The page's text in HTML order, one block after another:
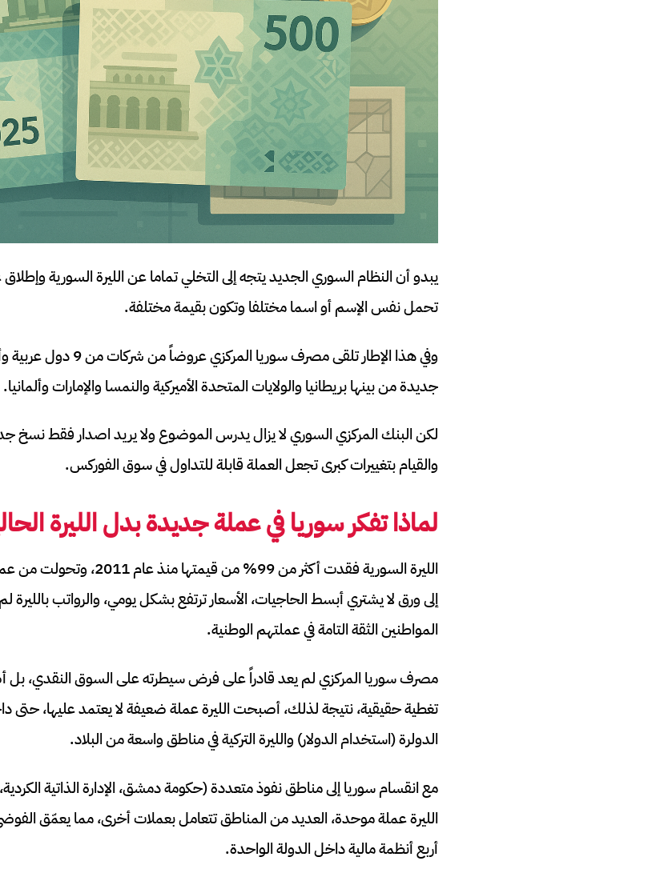
يبدو أن النظام السوري الجديد يتجه إلى التخلي تماما عن الليرة السورية
تحمل نفس الإسم أو اسما مختلفا وتكون بقيمة مختلفة.
وفي هذا الإطار تلقى مصرف
جديدة من بينها بريطانيا والولايات المتحدة الأميركية والنمسا والإمارات وألمانيا.
لكن البنك المركزي السوري لا يزال يدرس الموضوع ولا يريد اصدار فقط نسخ
والقيام بتغييرات كبرى تجعل العملة قابلة للتداول في سوق الفوركس.
لماذا تفكر سوريا في عملة جديدة بدل الليرة
الليرة السورية فقدت أكثر من 99%
إلى ورق لا يشتري أبسط الحاجيات، الأسعار ترتفع بشكل يومي، والرواتب
المواطنين الثقة التامة في عملتهم الوطنية.
مصرف سوريا المركزي لم يعد قادراً على فرض سيطرته على السوق النقدي، بل
تغطية حقيقية، نتيجة لذلك، أصبحت الليرة عملة ضعيفة لا يعتمد عليها، حتى
الدولرة (استخدام الدولار) والليرة التركية في مناطق واسعة من البلاد.
مع انقسام سوريا إلى مناطق نفوذ متعددة (حكومة دمشق، الإدارة الذاتية
الليرة عملة موحدة، العديد من المناطق تتعامل بعملات أخرى، مما يعمّق
أربع أنظمة مالية داخل الدولة الواحدة.